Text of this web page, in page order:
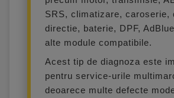
SRS, climatizare, caroserie,
directie, baterie, DPF,
alte module compatibile.
Acest tip de diagnoza este
pentru service-urile
deoarece multe defecte